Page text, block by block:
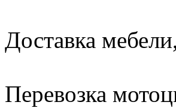
Доставка
Перевозка